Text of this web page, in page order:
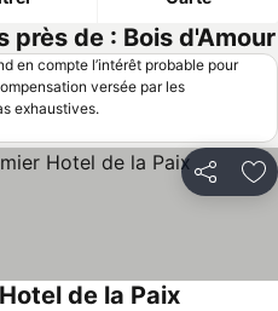
près de : Bois d'Amour
en compte l’intérêt probable pour
versée par les
exhaustives.
Partager
de la Paix